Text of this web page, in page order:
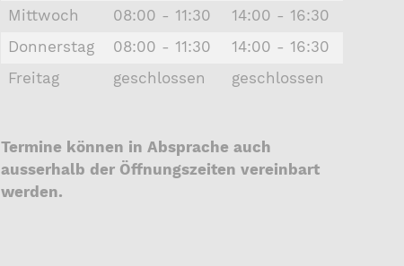
Mittwoch
08:00 - 11:30
14:00 - 16:30
Donnerstag
08:00 - 11:30
14:00 - 16:30
Freitag
geschlossen geschlossen
Termine können in Absprache auch
ausserhalb der Öffnungszeiten vereinbart
werden.